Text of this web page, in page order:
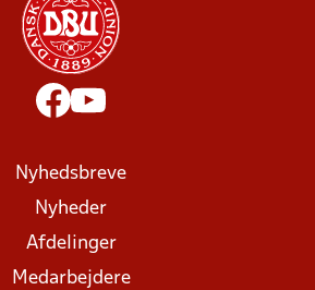
Nyhedsbreve
Nyheder
Afdelinger
Medarbejdere